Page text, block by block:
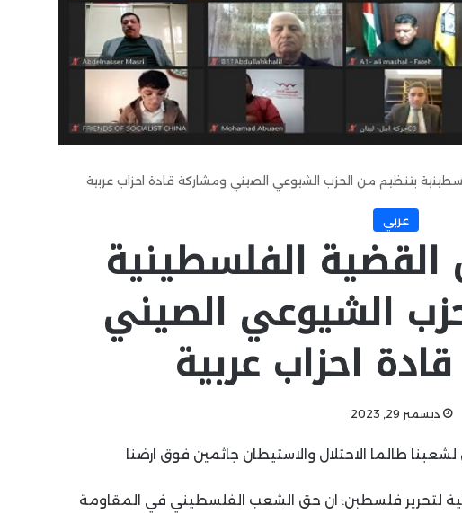
بتنظيم من الحزب الشيوعي الصيني ومشاركة قادة احزاب عربية
عربي
الفلسطينية
الشيوعي الصيني
احزاب عربية
ديسمبر 29, 2023
طالما الاحتلال والاستيطان جاثمين فوق ارضنا
لتحرير فلسطبن: ان حق الشعب الفلسطيني في المقاومة